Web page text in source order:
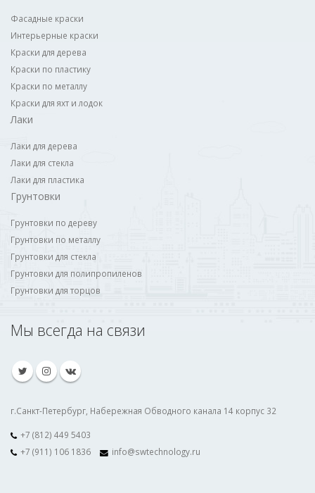
Фасадные краски
Интерьерные краски
Краски для дерева
Краски по пластику
Краски по металлу
Краски для яхт и лодок
Лаки
Лаки для дерева
Лаки для стекла
Лаки для пластика
Грунтовки
Грунтовки по дереву
Грунтовки по металлу
Грунтовки для стекла
Грунтовки для полипропиленов
Грунтовки для торцов
Мы всегда на связи
г.Санкт-Петербург, Набережная Обводного канала 14 корпус 32
+7 (812) 449 5403
+7 (911) 106 1836
info@swtechnology.ru